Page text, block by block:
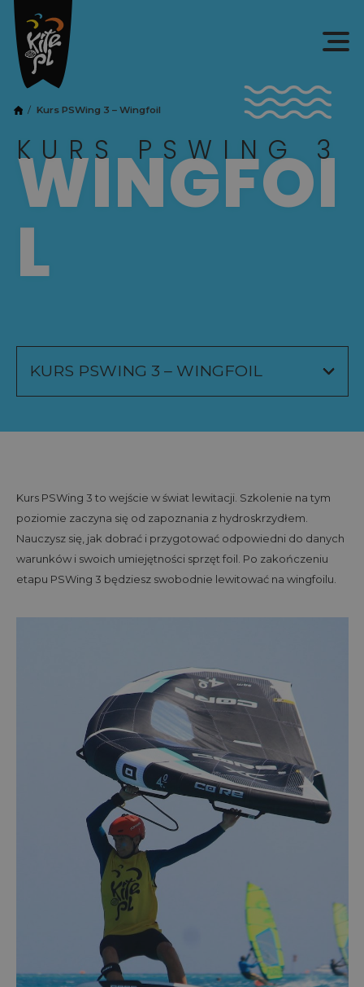
Kurs PSWing 3 – Wingfoil
KURS PSWING 3
WINGFOI
L
Kurs PSWing 3 to wejście w świat lewitacji. Szkolenie na tym
poziomie zaczyna się od zapoznania z hydroskrzydłem.
Nauczysz się, jak dobrać i przygotować odpowiedni do danych
warunków i swoich umiejętności sprzęt foil. Po zakończeniu
etapu PSWing 3 będziesz swobodnie lewitować na wingfoilu.